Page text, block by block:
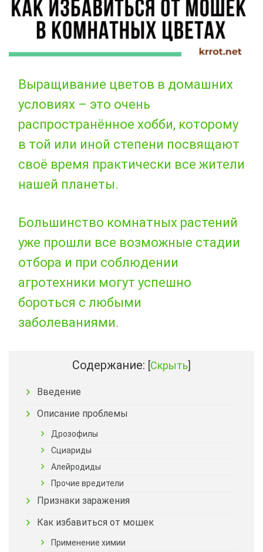
Выращивание цветов в домашних
условиях – это очень
распространённое хобби, которому
в той или иной степени посвящают
своё время практически все жители
нашей планеты.
Большинство комнатных растений
уже прошли все возможные стадии
отбора и при соблюдении
агротехники могут успешно
бороться с любыми
заболеваниями.
Содержание: [Скрыть]
Введение
Описание проблемы
Дрозофилы
Сциариды
Алейродиды
Прочие вредители
Признаки заражения
Как избавиться от мошек
Применение химии